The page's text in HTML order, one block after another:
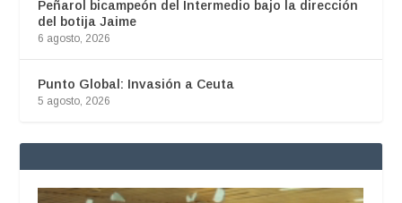
Peñarol bicampeón del Intermedio bajo la dirección
del botija Jaime
6 agosto, 2026
Punto Global: Invasión a Ceuta
5 agosto, 2026